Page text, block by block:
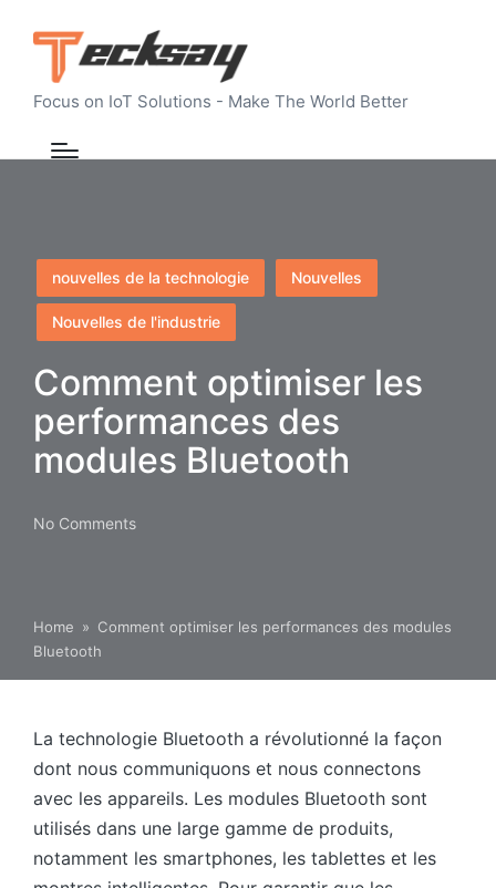
Focus on IoT Solutions - Make The World Better
Posted
in
nouvelles de la technologie Nouvelles
Nouvelles de l'industrie
Comment optimiser les
performances des
modules Bluetooth
No Comments
Home » Comment optimiser les performances des modules
Bluetooth
La technologie Bluetooth a révolutionné la façon
dont nous communiquons et nous connectons
avec les appareils. Les modules Bluetooth sont
utilisés dans une large gamme de produits,
notamment les smartphones, les tablettes et les